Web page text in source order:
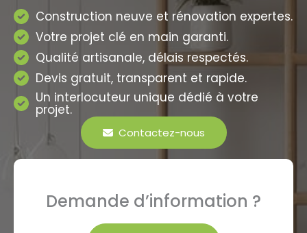
Construction neuve et rénovation expertes.
Votre projet clé en main garanti.
Qualité artisanale, délais respectés.
Devis gratuit, transparent et rapide.
Un interlocuteur unique dédié à votre
projet.
Contactez-nous
Demande d’information ?